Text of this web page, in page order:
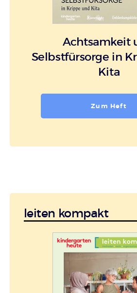
Achtsamkeit
Selbstfürsorge in
Kita
Zum Heft
leiten kompakt